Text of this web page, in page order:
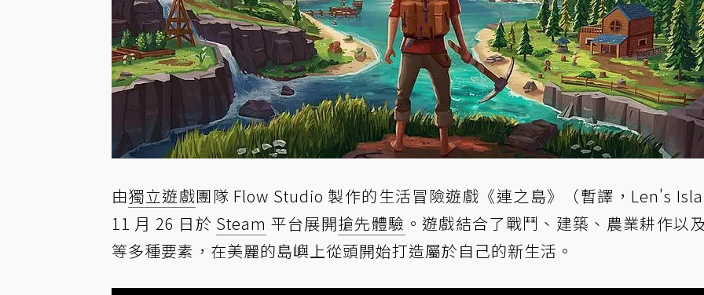
由獨立遊戲團隊 Flow Studio 製作的生活冒險遊戲《連之島》（暫譯，Len's
11 月 26 日於 Steam 平台展開搶先體驗 。遊戲結合了戰鬥、建築、農業耕作以
等多種要素，在美麗的島嶼上從頭開始打造屬於自己的新生活。